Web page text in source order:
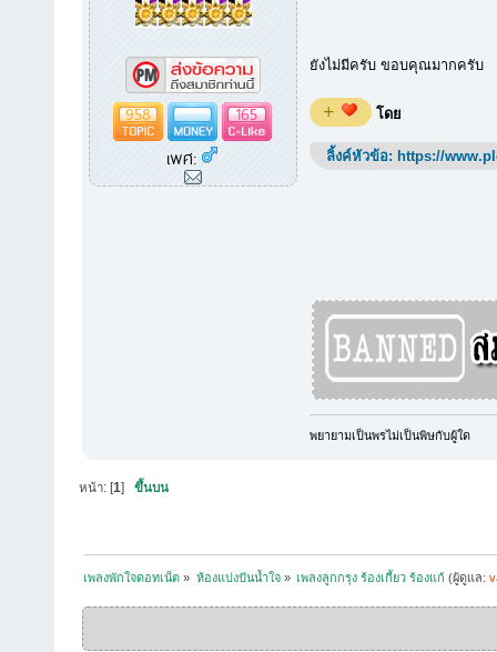
958
165
เพศ:
ยังไม่มีครับ ขอบคุณมากครับ
+ โดย
ลิ้งค์หัวข้อ: https://
พยายามเป็นพรไม่เป็นพิษกับผู้ใด
หน้า: [1]ขึ้นบน
เพลงพักใจดอทเน็ต » ห้องแบ่งปันน้ำใจ» เพลงลูกกรุง ร้องเกี้ยว ร้องแก้ (ผู้ดูแล: